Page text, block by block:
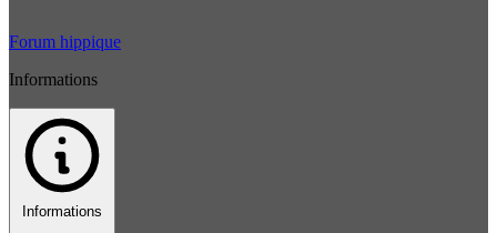
Forum hippique
Informations
Informations